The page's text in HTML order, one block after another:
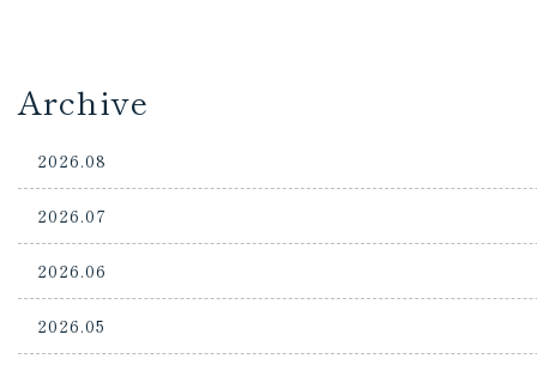
Archive
2026.08
2026.07
2026.06
2026.05